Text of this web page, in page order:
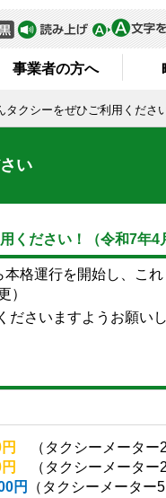
事業者の方へ
タクシーをぜひご利用くださ
い
ください！（令和7年4
格運行を開始し、こ
）
ださいますようお願い
（タクシーメーター
（タクシーメーター
円
（タクシーメーター